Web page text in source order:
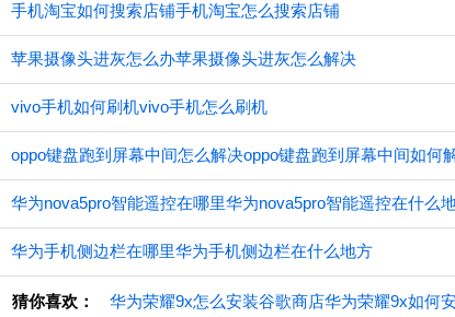
手机淘宝如何搜索店铺手机淘宝怎么搜索店铺
苹果摄像头进灰怎么办苹果摄像头进灰怎么解决
vivo手机如何刷机vivo手机怎么刷机
oppo键盘跑到屏幕中间怎么解决oppo键盘跑到屏幕中间如何
华为nova5pro智能遥控在哪里华为nova5pro智能遥控在什么
华为手机侧边栏在哪里华为手机侧边栏在什么地方
猜你喜欢： 华为荣耀9x怎么安装谷歌商店华为荣耀9x如何